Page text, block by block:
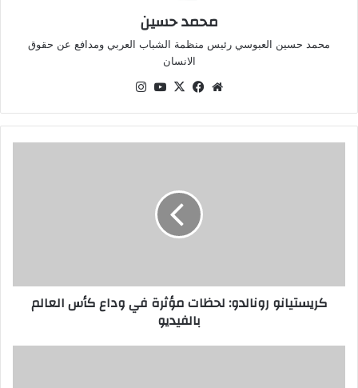
محمد حسين
محمد حسين العبوسي رئيس منظمة الشباب العربي ومدافع عن حقوق
الانسان
موقعفيسبوك
‫X
‫YouTube
بالفيديو
كريستيانو رونالدو: لحظات مؤثرة في وداع كأس العالم
بالفيديو